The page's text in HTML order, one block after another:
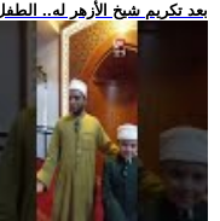
.. بعد تكريم شيخ الأزهر له..